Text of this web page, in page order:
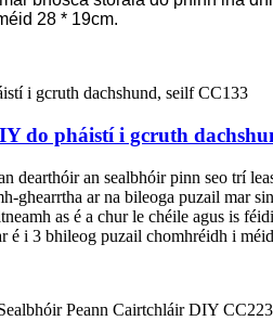
28 * 19cm.
do pháistí i gcruth
dearthóir an sealbhóir pinn seo trí
ghearrtha ar na bileoga puzail mar
as é a chur le chéile agus is
i 3 bhileog puzail chomhréidh i